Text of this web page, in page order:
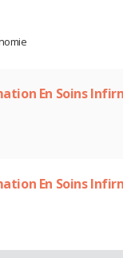
En Soins
En Soins